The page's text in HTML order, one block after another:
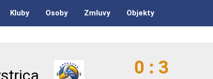
Kluby Osoby Zmluvy Objekty
0 : 3